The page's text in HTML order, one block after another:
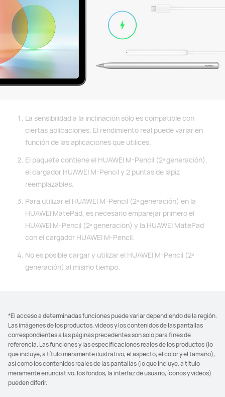
La sensibilidad a la inclinación sólo es compatible con
ciertas aplicaciones. El rendimiento real puede variar en
función de las aplicaciones que utilices.
El paquete contiene el HUAWEI M-Pencil (2ª generación),
el cargador HUAWEI M-Pencil y 2 puntas de lápiz
reemplazables.
Para utilizar el HUAWEI M-Pencil (2ª generación) en la
HUAWEI MatePad, es necesario emparejar primero el
HUAWEI M-Pencil (2ª generación) y la HUAWEI MatePad
con el cargador HUAWEI M-Pencil.
No es posible cargar y utilizar el HUAWEI M-Pencil (2ª
generación) al mismo tiempo.
*El acceso a determinadas funciones puede variar dependiendo de la región.
Las imágenes de los productos, videos y los contenidos de las pantallas
correspondientes a las páginas precedentes son solo para fines de
referencia. Las funciones y las especificaciones reales de los productos (lo
que incluye, a título meramente ilustrativo, el aspecto, el color y el tamaño),
así como los contenidos reales de las pantallas (lo que incluye, a título
meramente enunciativo, los fondos, la interfaz de usuario, íconos y videos)
pueden diferir.